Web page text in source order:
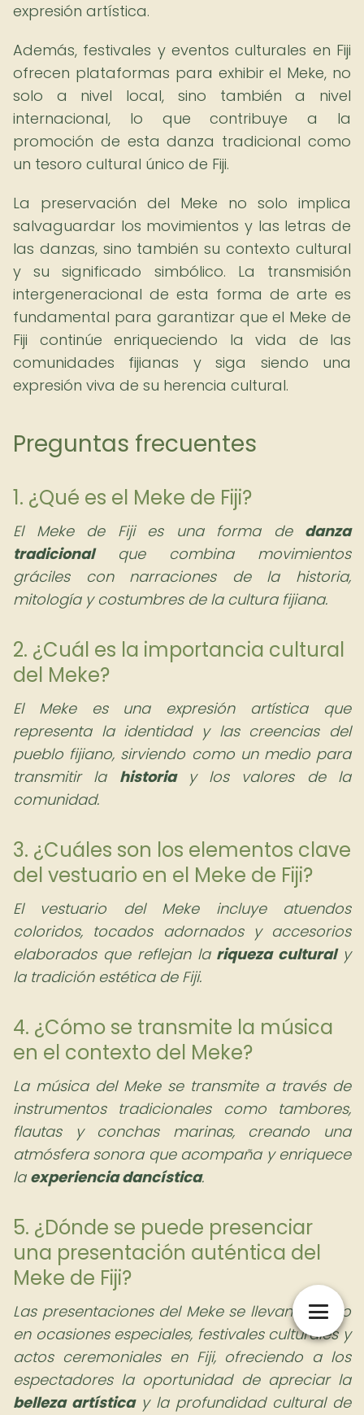
expresión artística.
Además, festivales y eventos culturales en Fiji
ofrecen plataformas para exhibir el Meke, no
solo a nivel local, sino también a nivel
internacional, lo que contribuye a la
promoción de esta danza tradicional como
un tesoro cultural único de Fiji.
La preservación del Meke no solo implica
salvaguardar los movimientos y las letras de
las danzas, sino también su contexto cultural
y su significado simbólico. La transmisión
intergeneracional de esta forma de arte es
fundamental para garantizar que el Meke de
Fiji continúe enriqueciendo la vida de las
comunidades fijianas y siga siendo una
expresión viva de su herencia cultural.
Preguntas frecuentes
1. ¿Qué es el Meke de Fiji?
El Meke de Fiji es una forma de danza
tradicionalque combina movimientos
gráciles con narraciones de la historia,
mitología y costumbres de la cultura fijiana.
2. ¿Cuál es la importancia cultural
del Meke?
El Meke es una expresión artística que
representa la identidad y las creencias del
pueblo fijiano, sirviendo como un medio para
transmitir la historiay los valores de la
comunidad.
3. ¿Cuáles son los elementos clave
del vestuario en el Meke de Fiji?
El vestuario del Meke incluye atuendos
coloridos, tocados adornados y accesorios
elaborados que reflejan la riqueza culturaly
la tradición estética de Fiji.
4. ¿Cómo se transmite la música
en el contexto del Meke?
La música del Meke se transmite a través de
instrumentos tradicionales como tambores,
flautas y conchas marinas, creando una
atmósfera sonora que acompaña y enriquece
la experiencia dancística.
5. ¿Dónde se puede presenciar
una presentación auténtica del
Meke de Fiji?
Las presentaciones del Meke se llevan a cabo
en ocasiones especiales, festivales culturales y
actos ceremoniales en Fiji, ofreciendo a los
espectadores la oportunidad de apreciar la
belleza artísticay la profundidad cultural de